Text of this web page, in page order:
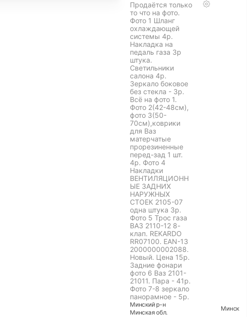
Продаётся только
то что на фото.
Фото 1 Шланг
охлаждающей
системы 4р.
Накладка на
педаль газа 3р
штука.
Светильники
салона 4р.
Зеркало боковое
без стекла - 3р.
Всё на фото 1.
Фото 2(42-48см),
фото 3(50-
70см),коврики
для Ваз
матерчатые
прорезиненные
перед-зад 1 шт.
4р. Фото 4
Накладки
ВЕНТИЛЯЦИОНН
ЫЕ ЗАДНИХ
НАРУЖНЫХ
СТОЕК 2105-07
одна штука 3р.
Фото 5 Трос газа
ВАЗ 2110-12 8-
клап. REKARDO
RR07100. EAN-13
2000000002088.
Новый. Цена 15р.
Задние фонари
фото 6 Ваз 2101-
21011. Пара - 41р.
Фото 7-8 зеркало
панорамное - 5р.
Минскийр-н
Минская обл.
Минск